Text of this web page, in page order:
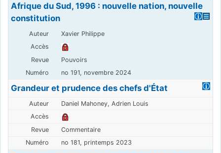
Afrique du Sud, 1996 : nouvelle nation, nouvelle
constitution
Xavier Philippe
Pouvoirs
no 191, novembre 2024
Grandeur et prudence des chefs d'État
Daniel Mahoney, Adrien Louis
Commentaire
no 181, printemps 2023